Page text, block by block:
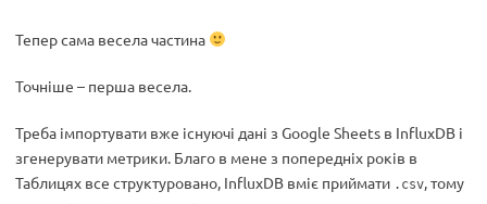
Тепер сама весела частина
Точніше – перша весела.
Треба імпортувати вже існуючі дані з Google Sheets в InfluxDB і
згенерувати метрики. Благо в мене з попередніх років в
Таблицях все структуровано, InfluxDB вміє приймати .csv , тому